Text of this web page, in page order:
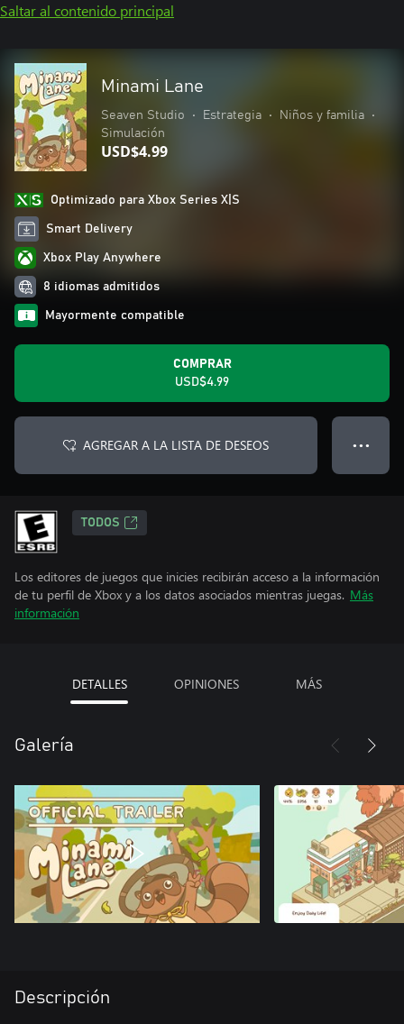
Saltar al contenido principal
Minami Lane
Seaven Studio • Estrategia • Niños y familia
•
Simulación
USD$4.99
Optimizado para Xbox Series X|S
Smart Delivery
Xbox Play Anywhere
8 idiomas admitidos
Mayormente compatible
COMPRAR
USD$4.99
AGREGAR A LA LISTA DE DESEOS ● ● ●
TODOS
Los editores de juegos que inicies recibirán acceso a la información
de tu perfil de Xbox y a los datos asociados mientras juegas. Más
información
DETALLES OPINIONES MÁS
Galería
Descripción